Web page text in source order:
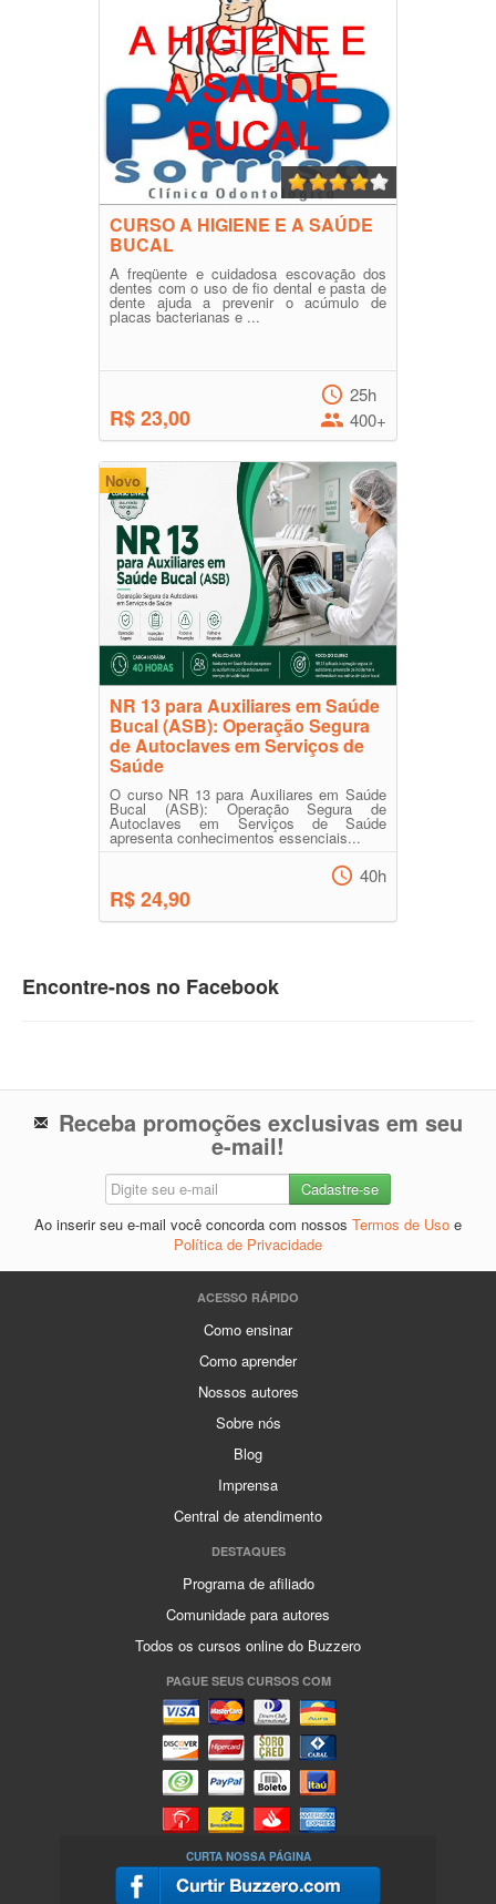
CURSO A HIGIENE E A SAÚDE
BUCAL
A freqüente e cuidadosa escovação dos
dentes com o uso de fio dental e pasta de
dente ajuda a prevenir o acúmulo de
placas bacterianas e ...
R$ 23,00
25h
400+
Novo
NR 13 para Auxiliares em Saúde
Bucal (ASB): Operação Segura
de Autoclaves em Serviços de
Saúde
O curso NR 13 para Auxiliares em Saúde
Bucal (ASB): Operação Segura de
Autoclaves em Serviços de Saúde
apresenta conhecimentos essenciais...
R$ 24,90
40h
Encontre-nos no Facebook
Receba promoções exclusivas em seu
e-mail!
Ao inserir seu e-mail você concorda com nossos Termos de Uso e
Política de Privacidade
ACESSO RÁPIDO
Como ensinar
Como aprender
Nossos autores
Sobre nós
Blog
Imprensa
Central de atendimento
DESTAQUES
Programa de afiliado
Comunidade para autores
Todos os cursos online do Buzzero
PAGUE SEUS CURSOS COM
CURTA NOSSA PÁGINA